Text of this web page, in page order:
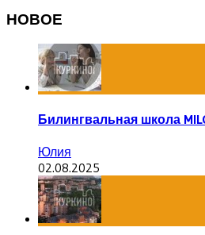
НОВОЕ
Билингвальная школа
Юлия
02.08.2025